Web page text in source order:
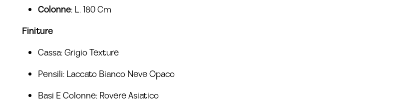
Colonne: L. 180 Cm
Finiture
Cassa: Grigio Texture
Pensili: Laccato Bianco Neve Opaco
Basi E Colonne: Rovere Asiatico